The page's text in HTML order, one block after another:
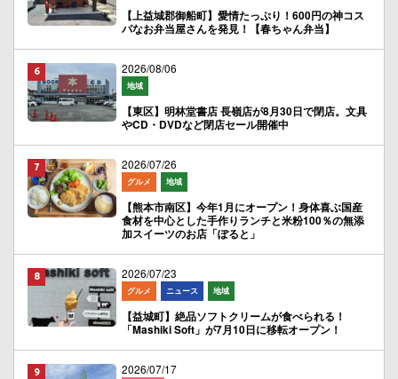
【上益城郡御船町】愛情たっぷり！600円の神コス
パなお弁当屋さんを発見！【春ちゃん弁当】
2026/08/06
地域
【東区】明林堂書店 長嶺店が8月30日で閉店。文具
やCD・DVDなど閉店セール開催中
2026/07/26
グルメ 地域
【熊本市南区】今年1月にオープン！身体喜ぶ国産
食材を中心とした手作りランチと米粉100％の無添
加スイーツのお店「ぽると」
2026/07/23
グルメ ニュース 地域
【益城町】絶品ソフトクリームが食べられる！
「Mashiki Soft」が7月10日に移転オープン！
2026/07/17